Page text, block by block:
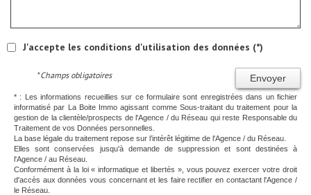
J'accepte les conditions d'utilisation des données (*)
Envoyer
* Champs obligatoires
* : Les informations recueillies sur ce formulaire sont enregistrées dans un fichier
informatisé par La Boite Immo agissant comme Sous-traitant du traitement pour la
gestion de la clientèle/prospects de l'Agence / du Réseau qui reste Responsable du
Traitement de vos Données personnelles.
La base légale du traitement repose sur l’intérêt légitime de l'Agence / du Réseau.
Elles sont conservées jusqu'à demande de suppression et sont destinées à
l'Agence / au Réseau.
Conformément à la loi « informatique et libertés », vous pouvez exercer votre droit
d'accès aux données vous concernant et les faire rectifier en contactant l'Agence /
le Réseau.